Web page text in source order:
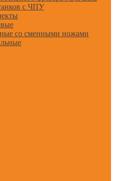
с ЧПУ
со сменными ножами